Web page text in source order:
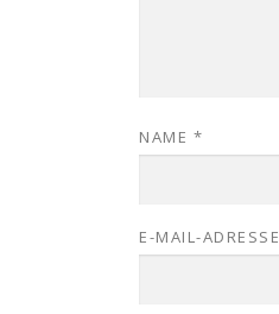
NAME *
E-MAIL-ADRESSE